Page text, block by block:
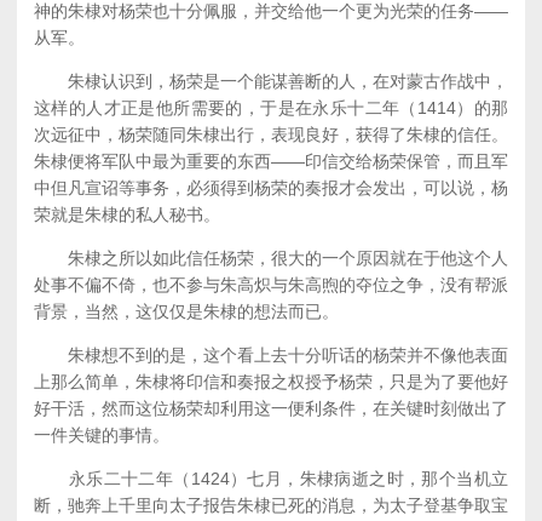
神的朱棣对杨荣也十分佩服，并交给他一个更为光荣的任务——
从军。
朱棣认识到，杨荣是一个能谋善断的人，在对蒙古作战中，
这样的人才正是他所需要的，于是在永乐十二年（1414）的那
次远征中，杨荣随同朱棣出行，表现良好，获得了朱棣的信任。
朱棣便将军队中最为重要的东西——印信交给杨荣保管，而且军
中但凡宣诏等事务，必须得到杨荣的奏报才会发出，可以说，杨
荣就是朱棣的私人秘书。
朱棣之所以如此信任杨荣，很大的一个原因就在于他这个人
处事不偏不倚，也不参与朱高炽与朱高煦的夺位之争，没有帮派
背景，当然，这仅仅是朱棣的想法而已。
朱棣想不到的是，这个看上去十分听话的杨荣并不像他表面
上那么简单，朱棣将印信和奏报之权授予杨荣，只是为了要他好
好干活，然而这位杨荣却利用这一便利条件，在关键时刻做出了
一件关键的事情。
永乐二十二年（1424）七月，朱棣病逝之时，那个当机立
断，驰奔上千里向太子报告朱棣已死的消息，为太子登基争取宝